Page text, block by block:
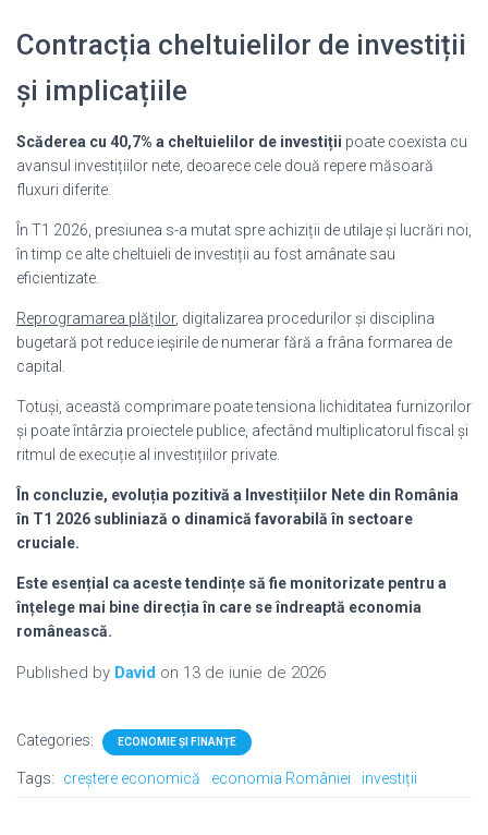
Contracția cheltuielilor de investiții
și implicațiile
Scăderea cu 40,7% a cheltuielilor de investiții poate coexista cu
avansul investițiilor nete, deoarece cele două repere măsoară
fluxuri diferite.
În T1 2026, presiunea s-a mutat spre achiziții de utilaje și lucrări noi,
în timp ce alte cheltuieli de investiții au fost amânate sau
eficientizate.
Reprogramarea plăților, digitalizarea procedurilor și disciplina
bugetară pot reduce ieșirile de numerar fără a frâna formarea de
capital.
Totuși, această comprimare poate tensiona lichiditatea furnizorilor
și poate întârzia proiectele publice, afectând multiplicatorul fiscal și
ritmul de execuție al investițiilor private.
În concluzie, evoluția pozitivă a Investițiilor Nete din România
în T1 2026 subliniază o dinamică favorabilă în sectoare
cruciale.
Este esențial ca aceste tendințe să fie monitorizate pentru a
înțelege mai bine direcția în care se îndreaptă economia
românească.
Published by David on 13 de iunie de 2026
Categories: ECONOMIE ȘI FINANȚE
Tags: creștere economică economia României investiții